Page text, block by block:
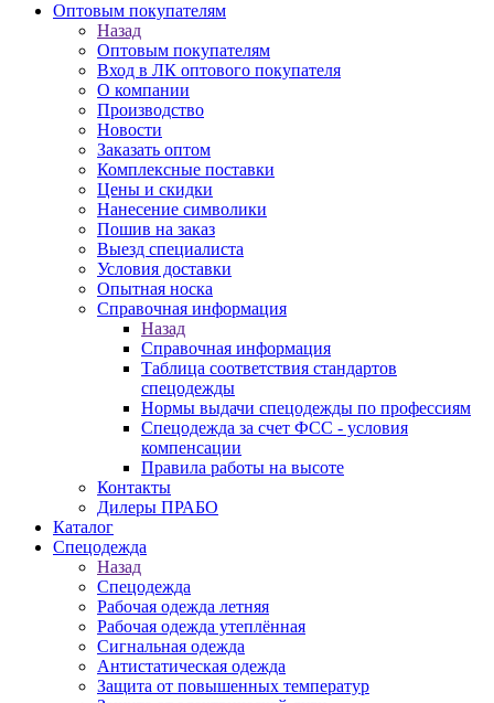
Оптовым покупателям
Назад
Оптовым покупателям
Вход в ЛК оптового покупателя
О компании
Производство
Новости
Заказать оптом
Комплексные поставки
Цены и скидки
Нанесение символики
Пошив на заказ
Выезд специалиста
Условия доставки
Опытная носка
Справочная информация
Назад
Справочная информация
Таблица соответствия стандартов
спецодежды
Нормы выдачи спецодежды по профессиям
Спецодежда за счет ФСС - условия
компенсации
Правила работы на высоте
Контакты
Дилеры ПРАБО
Каталог
Спецодежда
Назад
Спецодежда
Рабочая одежда летняя
Рабочая одежда утеплённая
Сигнальная одежда
Антистатическая одежда
Защита от повышенных температур